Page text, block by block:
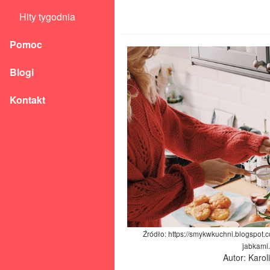
Hity tygodnia
Pomoc
Blogi
Kontakt
Źródło: https://
Autor: